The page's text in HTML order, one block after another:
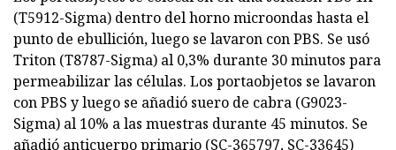
(T5912-Sigma) dentro del horno microondas hasta el
punto de ebullición, luego se lavaron con PBS. Se usó
Triton (T8787-Sigma) al 0,3% durante 30 minutos para
permeabilizar las células. Los portaobjetos se lavaron
con PBS y luego se añadió suero de cabra (G9023-
Sigma) al 10% a las muestras durante 45 minutos. Se
añadió anticuerpo primario (SC-365797, SC-33645)